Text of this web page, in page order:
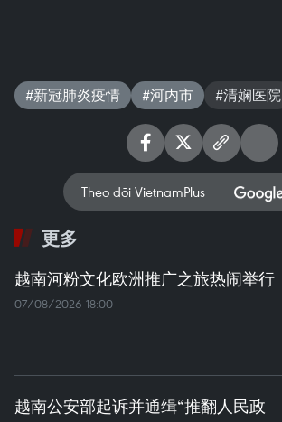
#新冠肺炎疫情 #河内市 #清娴医院
Theo dõi VietnamPlus
更多
越南河粉文化欧洲推广之旅热闹举行
07/08/2026 18:00
越南公安部起诉并通缉“推翻人民政